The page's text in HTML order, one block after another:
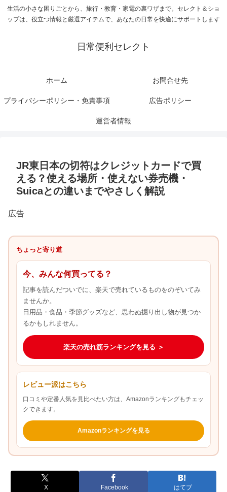
生活の小さな困りごとから、旅行・教育・家電の裏ワザまで。セレクト＆ショ
ップは、役立つ情報と厳選アイテムで、あなたの日常を快適にサポートします
日常便利セレクト
ホーム お問合せ先
プライバシーポリシー・免責事項 広告ポリシー
運営者情報
JR東日本の切符はクレジットカードで買
える？使える場所・使えない券売機・
Suicaとの違いまでやさしく解説
広告
ちょっと寄り道
今、みんな何買ってる？
記事を読んだついでに、楽天で売れているものをのぞいてみ
ませんか。
日用品・食品・季節グッズなど、思わぬ掘り出し物が見つか
るかもしれません。
楽天の売れ筋ランキングを見る ＞
レビュー派はこちら
口コミや定番人気を見比べたい方は、Amazonランキングもチェッ
クできます。
Amazonランキングを見る
X Facebook はてブ